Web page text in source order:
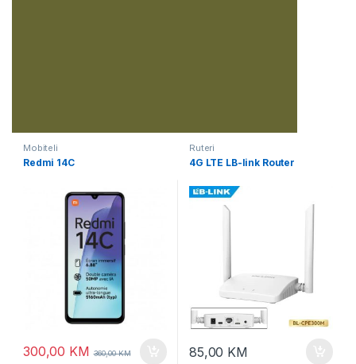
Mobiteli
Redmi 14C
300,00 KM 360,00KM
Ruteri
4G LTE LB-link Router
85,00 KM